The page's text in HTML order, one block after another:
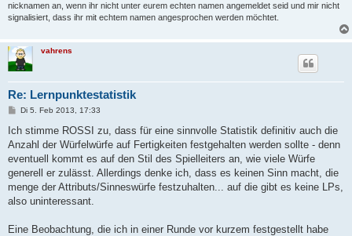
nicknamen an, wenn ihr nicht unter eurem echten namen angemeldet seid und mir nicht
signalisiert, dass ihr mit echtem namen angesprochen werden möchtet.
vahrens
Re: Lernpunktestatistik
B
i
r
a
Di 5. Feb 2013, 17:33
Ich stimme ROSSI zu, dass für eine sinnvolle Statistik definitiv auch die
Anzahl der Würfelwürfe auf Fertigkeiten festgehalten werden sollte - denn
eventuell kommt es auf den Stil des Spielleiters an, wie viele Würfe
generell er zulässt. Allerdings denke ich, dass es keinen Sinn macht, die
menge der Attributs/Sinneswürfe festzuhalten... auf die gibt es keine LPs,
also uninteressant.
Eine Beobachtung, die ich in einer Runde vor kurzem festgestellt habe